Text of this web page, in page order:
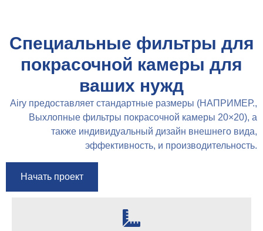
Специальные фильтры для
покрасочной камеры для
ваших нужд
Airy предоставляет стандартные размеры (НАПРИМЕР.,
Выхлопные фильтры покрасочной камеры 20×20), а
также индивидуальный дизайн внешнего вида,
эффективность, и производительность.
Начать проект